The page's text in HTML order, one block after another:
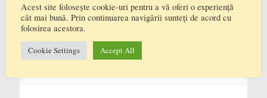
Aspiratoare Profesionale , Consumabile
igiena,Aspiratoare cu Spalare, Aspiratoare […]
0
Acest site folosește cookie-uri pentru a vă oferi o experiență
cât mai bună. Prin continuarea navigării sunteți de acord cu
folosirea acestora.
Cookie Settings Accept All